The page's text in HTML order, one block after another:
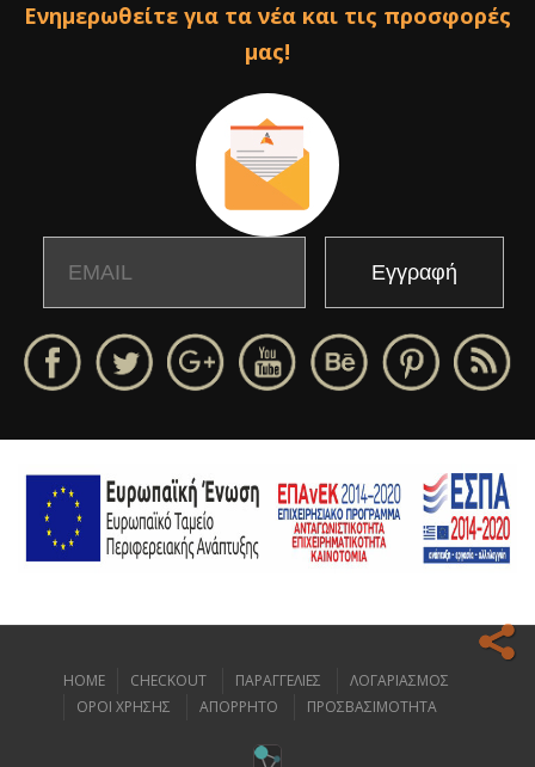
Ενημερωθείτε για τα νέα και τις προσφορές
μας!
Ο ιστοχώρος μας κάνει χρήση cookies για να σας προσφέρει την
HOME CHECKOUT ΠΑΡΑΓΓΕΛΙΕΣ
ΛΟΓΑΡΙΑΣΜΟΣ
ΟΡΟΙ ΧΡΗΣΗΣ
ΑΠΟΡΡΗΤΟ ΠΡΟΣΒΑΣΙΜΟΤΗΤΑ